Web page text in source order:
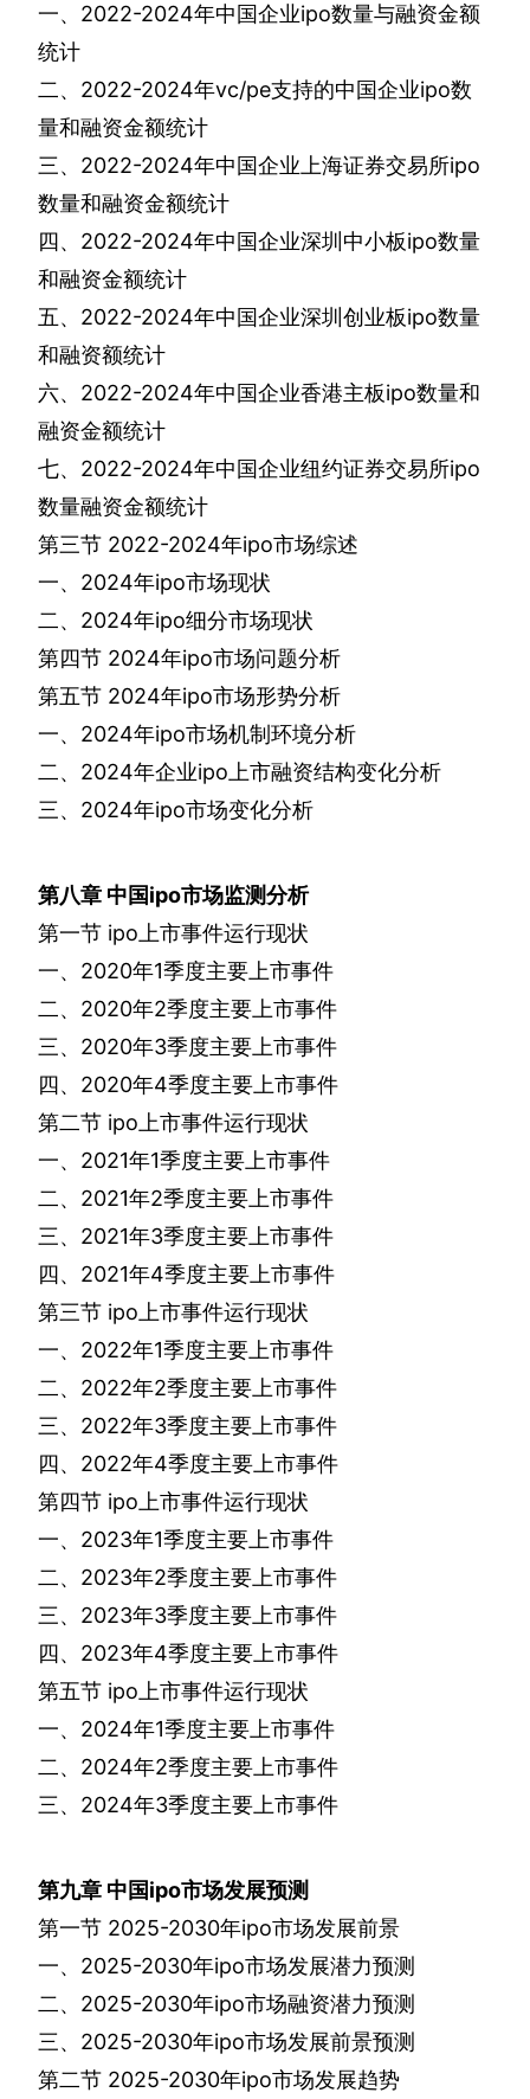
一、 2022-2024年中国企业ipo数量与融资金额
统计
二、 2022-2024年vc/pe支持的中国企业ipo数
量和融资金额统计
三、 2022-2024年中国企业上海证券交易所ipo
数量和融资金额统计
四、 2022-2024年中国企业深圳中小板ipo数量
和融资金额统计
五、 2022-2024年中国企业深圳创业板ipo数量
和融资额统计
六、 2022-2024年中国企业香港主板ipo数量和
融资金额统计
七、 2022-2024年中国企业纽约证券交易所ipo
数量融资金额统计
第三节 2022-2024年ipo市场综述
一、 2024年ipo市场现状
二、 2024年ipo细分市场现状
第四节 2024年ipo市场问题分析
第五节 2024年ipo市场形势分析
一、 2024年ipo市场机制环境分析
二、 2024年企业ipo 上市融资结构变化分析
三、 2024年ipo市场变化分析
第八章 中国ipo市场监测分析
第一节 ipo 上市事件运行现状
一、 2020年1季度主要上市事件
二、 2020年2季度主要上市事件
三、 2020年3季度主要上市事件
四、 2020年4季度主要上市事件
第二节 ipo 上市事件运行现状
一、 2021年1季度主要上市事件
二、 2021年2季度主要上市事件
三、 2021年3季度主要上市事件
四、 2021年4季度主要上市事件
第三节 ipo 上市事件运行现状
一、 2022年1季度主要上市事件
二、 2022年2季度主要上市事件
三、 2022年3季度主要上市事件
四、 2022年4季度主要上市事件
第四节 ipo 上市事件运行现状
一、 2023年1季度主要上市事件
二、 2023年2季度主要上市事件
三、 2023年3季度主要上市事件
四、 2023年4季度主要上市事件
第五节 ipo 上市事件运行现状
一、 2024年1季度主要上市事件
二、 2024年2季度主要上市事件
三、 2024年3季度主要上市事件
第九章 中国ipo市场发展预测
第一节 2025-2030年ipo市场发展前景
一、 2025-2030年ipo市场发展潜力预测
二、 2025-2030年ipo市场融资潜力预测
三、 2025-2030年ipo市场发展前景预测
第二节 2025-2030年ipo市场发展趋势